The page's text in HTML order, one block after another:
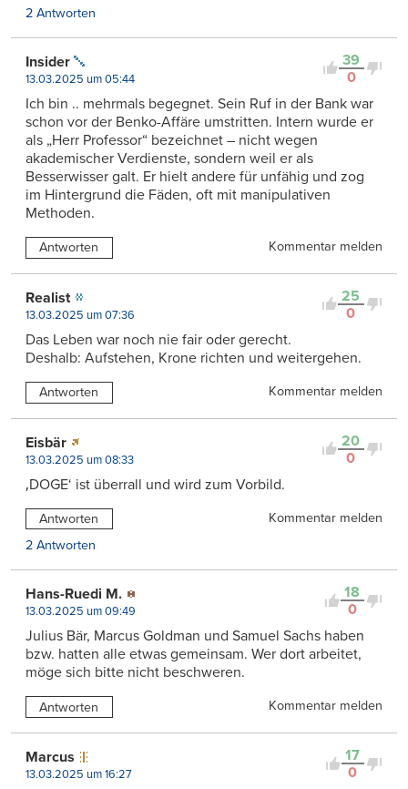
2 Antworten
39
0
Insider
13.03.2025 um 05:44
Ich bin .. mehrmals begegnet. Sein Ruf in der Bank war
schon vor der Benko-Affäre umstritten. Intern wurde er
als „Herr Professor“ bezeichnet – nicht wegen
akademischer Verdienste, sondern weil er als
Besserwisser galt. Er hielt andere für unfähig und zog
im Hintergrund die Fäden, oft mit manipulativen
Methoden.
Antworten Kommentar melden
25
0
Realist
13.03.2025 um 07:36
Das Leben war noch nie fair oder gerecht.
Deshalb: Aufstehen, Krone richten und weitergehen.
Antworten Kommentar melden
20
0
Eisbär
13.03.2025 um 08:33
‚DOGE‘ ist überrall und wird zum Vorbild.
Antworten
Kommentar melden
2 Antworten
18
0
Hans-Ruedi M.
13.03.2025 um 09:49
Julius Bär, Marcus Goldman und Samuel Sachs haben
bzw. hatten alle etwas gemeinsam. Wer dort arbeitet,
möge sich bitte nicht beschweren.
Antworten Kommentar melden
17
0
Marcus
13.03.2025 um 16:27